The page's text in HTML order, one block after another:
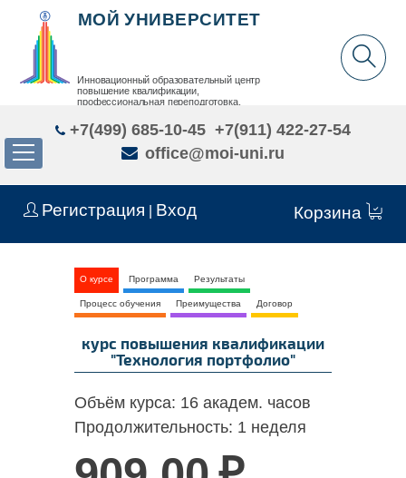
Регистрация Вход Корзина
МОЙ УНИВЕРСИТЕТ
Инновационный образовательный центр
повышение квалификации,
профессиональная переподготовка,
+7(499) 685-10-45 +7(911) 422-27-54
office@moi-uni.ru
О курсе Программа Результаты
Процесс обучения Преимущества Договор
курс повышения квалификации
"Технология портфолио"
Объём курса: 16 академ. часов
Продолжительность: 1 неделя